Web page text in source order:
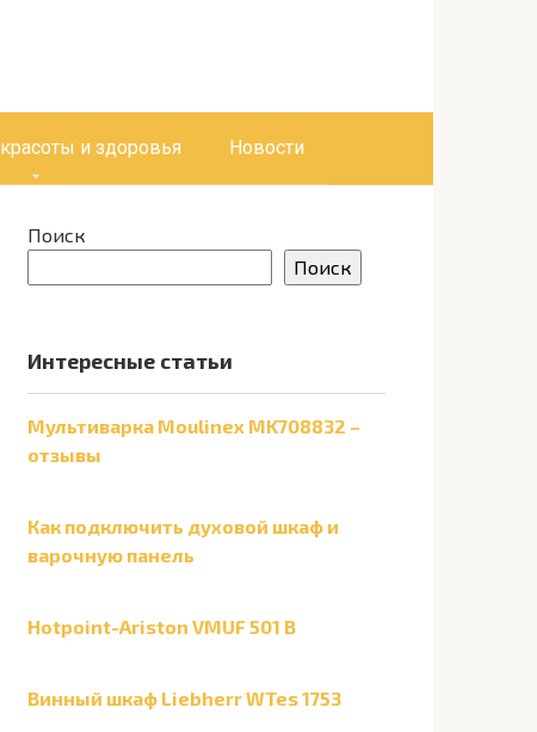
и здоровья Новости
Поиск
Поиск
Интересные статьи
Мультиварка Moulinex MK708832 –
отзывы
Как подключить духовой шкаф и
варочную панель
Hotpoint-Ariston VMUF 501 B
Винный шкаф Liebherr WTes 1753